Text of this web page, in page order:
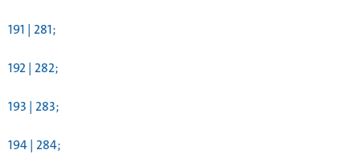
191 | 281;
192 | 282;
193 | 283;
194 | 284;